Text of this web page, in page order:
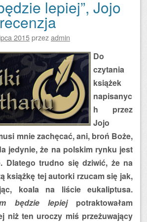
lepiej”, Jojo
2015przezadmin
Do
czytania
książek
napisanyc
h przez
Jojo
mnie zachęcać, ani, broń Boże,
jedynie, że na polskim rynku jest
Dlatego trudno się dziwić, że na
książkę tej autorki rzucam się jak,
koala na liście eukaliptusa.
będzie lepiejpotraktowałam
niż ten uroczy miś przeżuwający